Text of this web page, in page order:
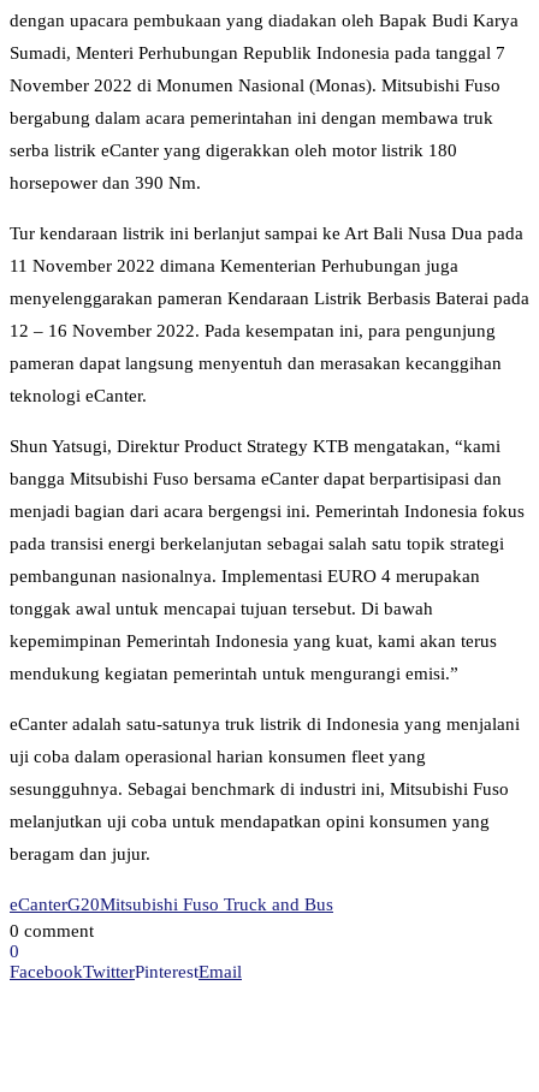
dengan upacara pembukaan yang diadakan oleh Bapak Budi Karya
Sumadi, Menteri Perhubungan Republik Indonesia pada tanggal 7
November 2022 di Monumen Nasional (Monas). Mitsubishi Fuso
bergabung dalam acara pemerintahan ini dengan membawa truk
serba listrik eCanter yang digerakkan oleh motor listrik 180
horsepower dan 390 Nm.
Tur kendaraan listrik ini berlanjut sampai ke Art Bali Nusa Dua pada
11 November 2022 dimana Kementerian Perhubungan juga
menyelenggarakan pameran Kendaraan Listrik Berbasis Baterai pada
12 – 16 November 2022. Pada kesempatan ini, para pengunjung
pameran dapat langsung menyentuh dan merasakan kecanggihan
teknologi eCanter.
Shun Yatsugi, Direktur Product Strategy KTB mengatakan, “kami
bangga Mitsubishi Fuso bersama eCanter dapat berpartisipasi dan
menjadi bagian dari acara bergengsi ini. Pemerintah Indonesia fokus
pada transisi energi berkelanjutan sebagai salah satu topik strategi
pembangunan nasionalnya. Implementasi EURO 4 merupakan
tonggak awal untuk mencapai tujuan tersebut. Di bawah
kepemimpinan Pemerintah Indonesia yang kuat, kami akan terus
mendukung kegiatan pemerintah untuk mengurangi emisi.”
eCanter adalah satu-satunya truk listrik di Indonesia yang menjalani
uji coba dalam operasional harian konsumen fleet yang
sesungguhnya. Sebagai benchmark di industri ini, Mitsubishi Fuso
melanjutkan uji coba untuk mendapatkan opini konsumen yang
beragam dan jujur.
eCanterG20Mitsubishi Fuso Truck and Bus
0 comment
0
FacebookTwitterPinterestEmail